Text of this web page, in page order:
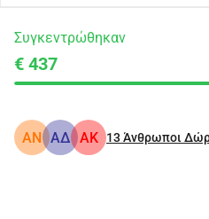
Συγκεντρώθηκαν
€ 437
AN ΑΔ AK 13Άνθρωποι